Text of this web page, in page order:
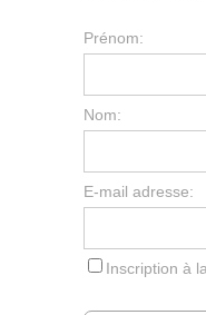
Prénom:
Nom:
E-mail adresse:
Inscription à